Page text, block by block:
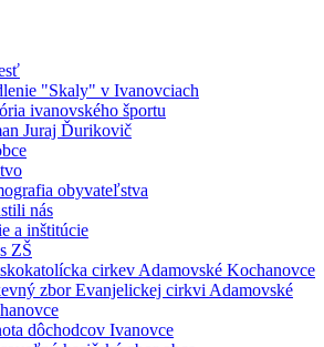
"Skaly" v Ivanovciach
ivanovského športu
Juraj Ďurikovič
obyvateľstva
nás
a inštitúcie
ZŠ
cirkev Adamovské Kochanovce
zbor Evanjelickej cirkvi Adamovské
dôchodcov Ivanovce